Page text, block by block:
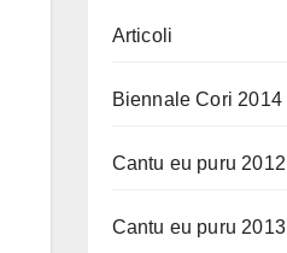
Articoli
Biennale Cori 2014
Cantu eu puru 2012
Cantu eu puru 2013